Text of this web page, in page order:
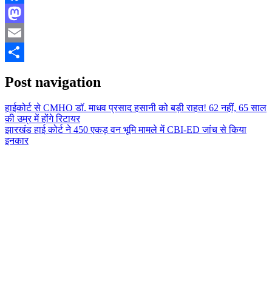
Facebook
Mastodon
Email
Post navigation
हाईकोर्ट से CMHO डॉ. माधव प्रसाद हसानी को बड़ी राहत! 62 नहीं, 65 साल
की उम्र में होंगे रिटायर
झारखंड हाई कोर्ट ने 450 एकड़ वन भूमि मामले में CBI-ED जांच से किया
इनकार